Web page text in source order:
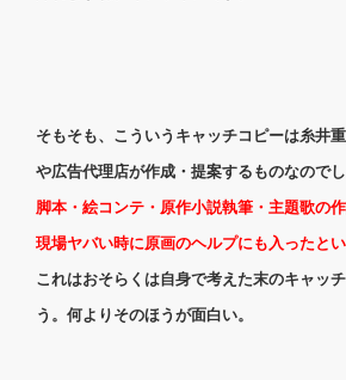
そもそも、こういうキャッチコピーは糸井
や広告代理店が作成・提案するものなのでし
脚本・絵コンテ・原作小説執筆・主題歌の
現場ヤバい時に原画のヘルプにも入ったと
これはおそらくは自身で考えた末のキャッ
う。何よりそのほうが面白い。